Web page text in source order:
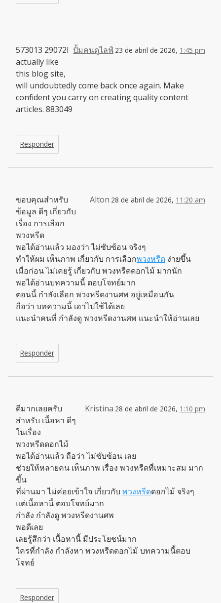
ปั้มคนดูไลฟ์ 23 de abril de 2026, 1:45 pm
573013 29072I
actually like
this blog site,
will undoubtedly come back once again. Make
confident you carry on creating quality content
articles. 883049
Responder
Alton 28 de abril de 2026, 11:20 am
ขอบคุณสำหรับ
ข้อมูล ดีๆ เกี่ยวกับ
เรื่อง การเลือก
พวงหรีด
พอได้อ่านแล้ว มองว่า ไม่ซับซ้อน จริงๆ
ทำให้ผม เห็นภาพ เกี่ยวกับ การเลือกพวงหรีด ง่ายขึ้น
เมื่อก่อน ไม่เคยรู้ เกี่ยวกับ พวงหรีดดอกไม้ มากนัก
พอได้อ่านบทความนี้ ตอบโจทย์มาก
ตอนนี้ กำลังเลือก พวงหรีดงานศพ อยู่เหมือนกัน
ถือว่า บทความนี้ เอาไปใช้ได้เลย
แนะนำคนที่ กำลังดู พวงหรีดงานศพ แนะนำให้อ่านเลย
Responder
Kristina 28 de abril de 2026, 1:10 pm
ดีมากเลยครับ
สำหรับ เนื้อหา ดีๆ
ในเรื่อง
พวงหรีดดอกไม้
พอได้อ่านแล้ว ถือว่า ไม่ซับซ้อน เลย
ช่วยให้หลายคน เห็นภาพ เรื่อง พวงหรีดที่เหมาะสม มาก
ขึ้น
ที่ผ่านมา ไม่ค่อยเข้าใจ เกี่ยวกับ พวงหรีดดอกไม้ จริงๆ
แต่เนื้อหานี้ ตอบโจทย์มาก
กำลัง กำลังดู พวงหรีดงานศพ
พอดีเลย
เลยรู้สึกว่า เนื้อหานี้ มีประโยชน์มาก
ใครที่กำลัง กำลังหา พวงหรีดดอกไม้ บทความนี้ตอบ
โจทย์
Responder